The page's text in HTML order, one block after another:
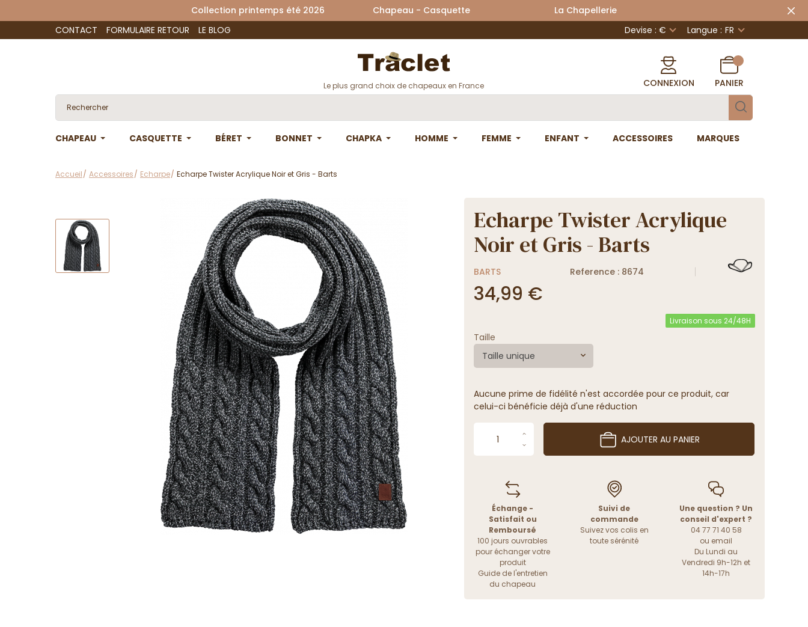
Collection printemps été 2026 Chapeau - Casquette La Chapellerie
CONTACT
FORMULAIRE RETOUR LE BLOG Devise : € Langue : FR
Le plus grand choix de chapeaux en France CONNEXION PANIER
CHAPEAU CASQUETTE BÉRET BONNET CHAPKA HOMME FEMME ENFANT ACCESSOIRES MARQUES
Accueil Accessoires Echarpe Echarpe Twister Acrylique Noir et Gris - Barts
Echarpe Twister Acrylique
Noir et Gris - Barts
BARTS Reference : 8674
34,99 €
Livraison sous 24/48H
Taille
Taille unique
Aucune prime de fidélité n'est accordée pour ce produit, car
celui-ci bénéficie déjà d'une réduction
AJOUTER AU PANIER
Échange -
Satisfait ou
Remboursé
100 jours ouvrables
pour échanger votre
produit
Guide de l'entretien
du chapeau
Suivi de
commande
Suivez vos colis en
toute sérénité
Une question ? Un
conseil d'expert ?
04 77 71 40 58
ou email
Du Lundi au
Vendredi 9h-12h et
14h-17h